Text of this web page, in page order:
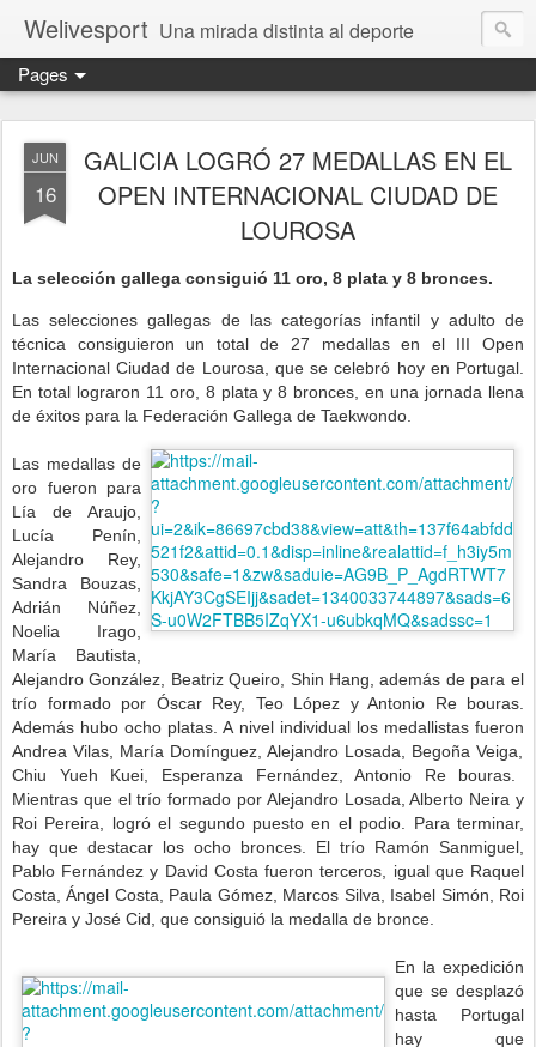
Welivesport Una mirada distinta al deporte
Pages
JUN
16
GALICIA LOGRÓ 27 MEDALLAS EN EL
OPEN INTERNACIONAL CIUDAD DE
LOUROSA
La selección gallega consiguió 11 oro, 8 plata y 8 bronces.
Las selecciones gallegas de las categorías infantil y adulto de
técnica consiguieron un total de 27 medallas en el III Open
Internacional Ciudad de Lourosa, que se celebró hoy en Portugal.
En total lograron 11 oro, 8 plata y 8 bronces, en una jornada llena
de éxitos para la Federación Gallega de Taekwondo.
Las medallas de
oro fueron para
Lía de Araujo,
Lucía Penín,
Alejandro Rey,
Sandra Bouzas,
Adrián Núñez,
Noelia Irago,
María Bautista,
Alejandro González, Beatriz Queiro, Shin Hang, además de para el
trío formado por Óscar Rey, Teo López y Antonio Re bouras.
Además hubo ocho platas. A nivel individual los medallistas fueron
Andrea Vilas, María Domínguez, Alejandro Losada, Begoña Veiga,
Chiu Yueh Kuei, Esperanza Fernández,Antonio Re bouras.
Mientras que el trío formado por Alejandro Losada,Alberto Neira y
Roi Pereira, logró el segundo puesto en el podio. Para terminar,
hay que destacar los ocho bronces. El trío Ramón Sanmiguel,
Pablo Fernández y David Costafueron terceros, igual queRaquel
Costa, Ángel Costa, Paula Gómez, Marcos Silva, Isabel Simón, Roi
Pereira y José Cid, que consiguió la medalla de bronce.
En la expedición
que se desplazó
hasta Portugal
hay que